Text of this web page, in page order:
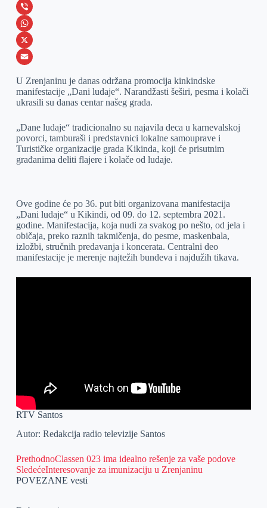
c
e
b
o
k
e
s
s
e
g
e
L
i
n
k
d
I
n
V
i
b
r
W
h
t
s
A
p
p
X
m
a
l
U Zrenjaninu je danas održana promocija kinkindske
manifestacije „Dani ludaje“. Narandžasti šeširi, pesma i kolači
ukrasili su danas centar našeg grada.
„Dane ludaje“ tradicionalno su najavila deca u karnevalskoj
povorci, tamburaši i predstavnici lokalne samouprave i
Turističke organizacije grada Kikinda, koji će prisutnim
građanima deliti flajere i kolače od ludaje.
Ove godine će po 36. put biti organizovana manifestacija
„Dani ludaje“ u Kikindi, od 09. do 12. septembra 2021.
godine. Manifestacija, koja nudi za svakog po nešto, od jela i
običaja, preko raznih takmičenja, do pesme, maskenbala,
izložbi, stručnih predavanja i koncerata. Centralni deo
manifestacije je merenje najtežih bundeva i najdužih tikava.
RTV Santos
Autor: Redakcija radio televizije Santos
PrethodnoClassen 023 ima idealno rešenje za vaše podove
SledećeInteresovanje za imunizaciju u Zrenjaninu
POVEZANE vesti